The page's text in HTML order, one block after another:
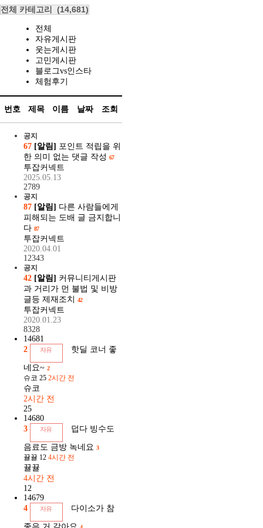
전체 카테고리 (14,681)
전체
자유게시판
웃는게시판
고민게시판
블로그vs인스타
체험후기
번호 제목 이름 날짜 조회
공지
67 [알림] 포인트 적립을 위
한 의미 없는 댓글 작성 67
투잡커넥트
2025.05.13
2789
공지
87 [알림] 다른 사람들에게
피해되는 도배 글 금지합니
다 87
투잡커넥트
2020.04.01
12343
공지
42 [알림] 커뮤니티게시판
과 거리가 먼 불법 및 비방
글등 제재조치
42
투잡커넥트
2020.01.23
8328
14681
2
자유 핫딜 코너 좋
네요~ 2
슈코 25 2시간 전
슈코
2시간 전
25
14680
3
자유 덥다 빙수도
음료도 금방 녹네요 3
뀰뀰 12 4시간 전
뀰뀰
4시간 전
12
14679
4
자유 다이소가 참